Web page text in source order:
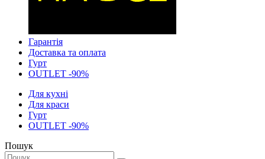
Гарантія
Доставка та оплата
Гурт
OUTLET -90%
Для кухні
Для краси
Гурт
OUTLET -90%
Пошук